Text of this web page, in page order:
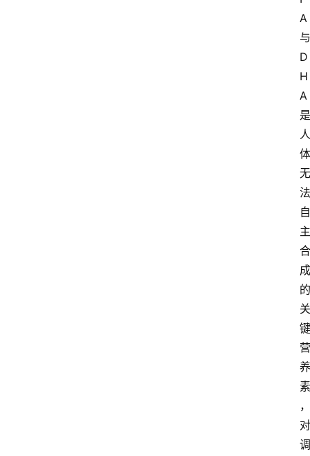
A
与
D
H
A
是
人
体
无
法
自
主
合
成
的
关
键
营
养
素
，
对
调